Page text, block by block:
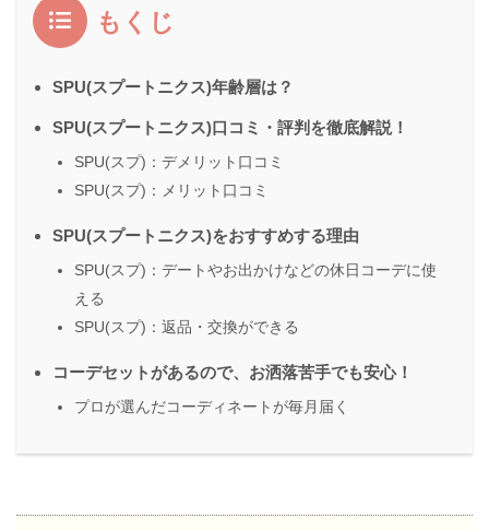
もくじ
SPU(スプートニクス)年齢層は？
SPU(スプートニクス)口コミ・評判を徹底解説！
SPU(スプ)：デメリット口コミ
SPU(スプ)：メリット口コミ
SPU(スプートニクス)をおすすめする理由
SPU(スプ)：デートやお出かけなどの休日コーデに使
える
SPU(スプ)：返品・交換ができる
コーデセットがあるので、お洒落苦手でも安心！
プロが選んだコーディネートが毎月届く